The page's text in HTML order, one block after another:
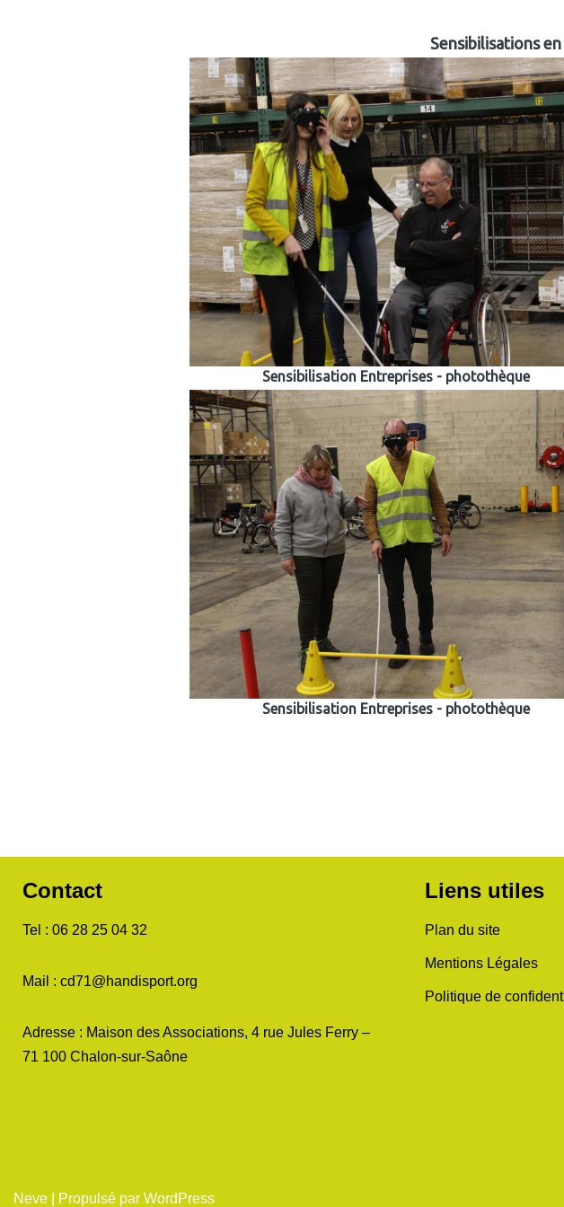
Sensibilisations
Sensibilisation Entreprises - photothèque
Sensibilisation Entreprises - photothèque
Contact
Tel : 06 28 25 04 32
Mail : cd71@handisport.org
Adresse : Maison des Associations, 4 rue Jules Ferry –
71 100 Chalon-sur-Saône
Liens utiles
Plan du site
Mentions Légales
Politique de
Neve | Propulsé par WordPress